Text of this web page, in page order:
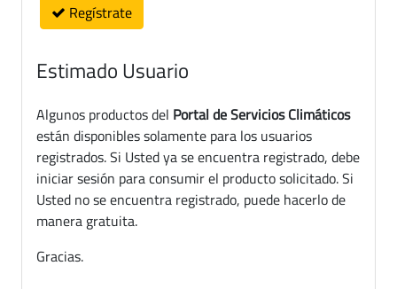
Regístrate
Estimado Usuario
Algunos productos del Portal de Servicios Climáticos
están disponibles solamente para los usuarios
registrados. Si Usted ya se encuentra registrado, debe
iniciar sesión para consumir el producto solicitado. Si
Usted no se encuentra registrado, puede hacerlo de
manera gratuita.
Gracias.